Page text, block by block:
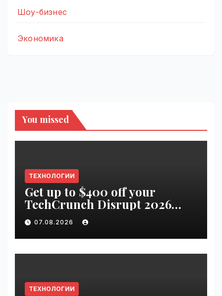
Шоу-бизнес
Экономика
You missed
ТЕХНОЛОГИИ
Get up to $400 off your
TechCrunch Disrupt 2026
pass until tomorrow |
VseTime.ru
07.08.2026
ТЕХНОЛОГИИ